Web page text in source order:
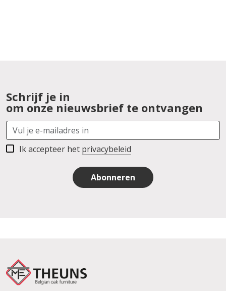
Schrijf je in
om onze nieuwsbrief te ontvangen
Ik accepteer het privacybeleid
Abonneren